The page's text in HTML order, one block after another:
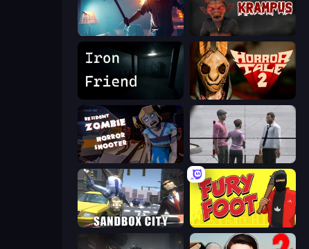
You Are Being Watched Krampus
Resident Zombies: Horror Shooter
Sandbox City Fury Foot